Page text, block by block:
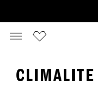
CLIMALITE